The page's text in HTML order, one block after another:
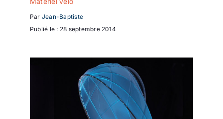
Par Jean-Baptiste
Publié le : 28 septembre 2014